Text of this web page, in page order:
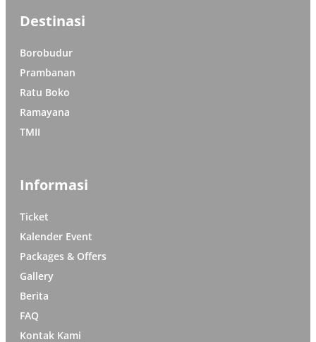
Destinasi
Borobudur
Prambanan
Ratu Boko
Ramayana
TMII
Informasi
Ticket
Kalender Event
Packages & Offers
Gallery
Berita
FAQ
Kontak Kami